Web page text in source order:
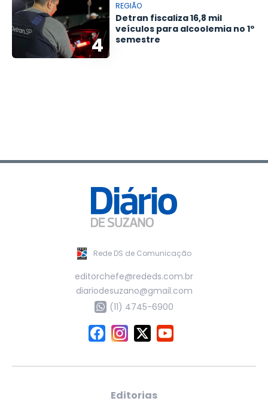
4
REGIÃO
Detran fiscaliza 16,8 mil
veículos para alcoolemia no 1º
semestre
Rede DS de Comunicação
editorchefe@rededs.com.br
diariodesuzano@gmail.com
(11) 4745-6900
Editorias